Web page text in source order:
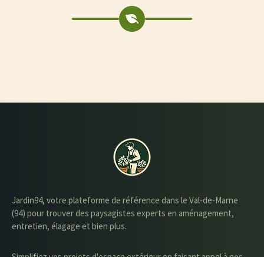
Jardin94, votre plateforme de référence dans le Val-de-Marne
(94) pour trouver des paysagistes experts en aménagement,
entretien, élagage et bien plus.